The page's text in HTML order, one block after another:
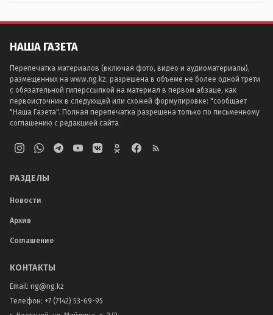
НАША ГАЗЕТА
Перепечатка материалов (включая фото, видео и аудиоматериалы),
размещенных на www.ng.kz, разрешена в объеме не более одной трети
с обязательной гиперссылкой на материал в первом абзаце, как
первоисточник в следующей или схожей формулировке: "сообщает
"Наша Газета". Полная перепечатка разрешена только по письменному
соглашению с редакцией сайта
РАЗДЕЛЫ
Новости
Архив
Соглашение
КОНТАКТЫ
Email: ng@ng.kz
Телефон: +7 (7142) 53-69-95